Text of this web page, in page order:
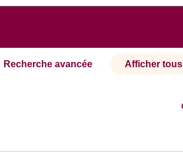
Recherche avancée Afficher